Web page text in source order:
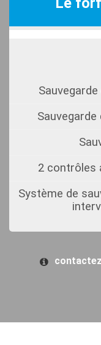
2 contrôles
Système de